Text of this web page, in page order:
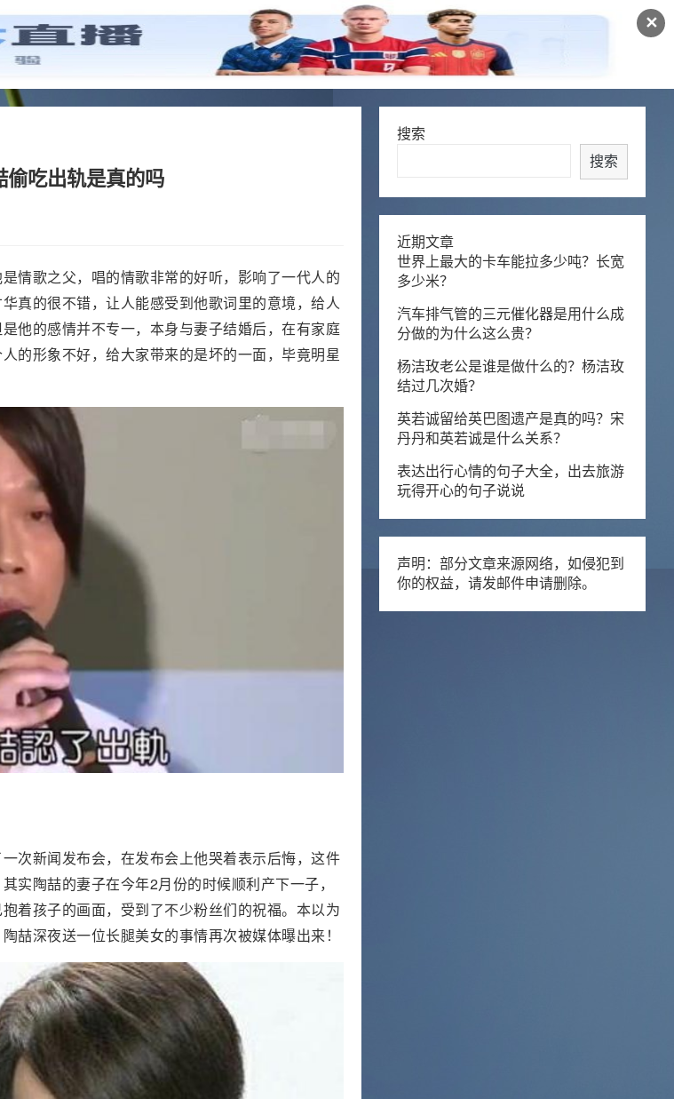
✕
偷吃出轨是真的吗
情歌之父，唱的情歌非常的好听，影响了一代人的
真的很不错，让人能感受到他歌词里的意境，给人
他的感情并不专一，本身与妻子结婚后，在有家庭
的形象不好，给大家带来的是坏的一面，毕竟明星
次新闻发布会，在发布会上他哭着表示后悔，这件
实陶喆的妻子在今年2月份的时候顺利产下一子，
着孩子的画面，受到了不少粉丝们的祝福。本以为
喆深夜送一位长腿美女的事情再次被媒体曝出来！
搜索
搜索
近期文章
世界上最大的卡车能拉多少吨？长宽
多少米？
汽车排气管的三元催化器是用什么成
分做的为什么这么贵？
杨洁玫老公是谁是做什么的？杨洁玫
结过几次婚？
英若诚留给英巴图遗产是真的吗？宋
丹丹和英若诚是什么关系？
表达出行心情的句子大全，出去旅游
玩得开心的句子说说
声明：部分文章来源网络，如侵犯到
你的权益，请发邮件申请删除。